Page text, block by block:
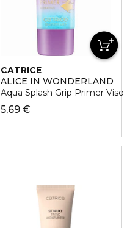
CATRICE
ALICE IN WONDERLAND
Aqua Splash Grip Primer Viso
5,69 €